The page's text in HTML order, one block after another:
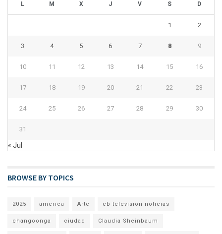
L M X J V S D
1 2
3 4 5 6 7 8 9
10 11 12 13 14 15 16
17 18 19 20 21 22 23
24 25 26 27 28 29 30
31
« Jul
BROWSE BY TOPICS
2025 america Arte cb television noticias
changoonga ciudad Claudia Sheinbaum